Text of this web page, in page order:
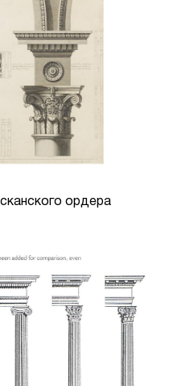
ордера